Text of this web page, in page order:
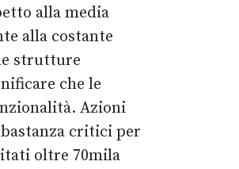
alla media
alla costante
strutture
che le
Azioni
critici per
oltre 70mila